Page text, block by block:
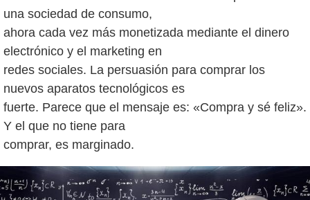
una sociedad de consumo,
ahora cada vez más monetizada mediante el dinero
electrónico y el marketing en
redes sociales. La persuasión para comprar los
nuevos aparatos tecnológicos es
fuerte. Parece que el mensaje es: «Compra y sé feliz».
Y el que no tiene para